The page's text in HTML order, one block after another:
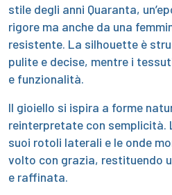
stile degli anni Quaranta,
rigore ma anche da una
resistente. La silhouette è
pulite e decise, mentre i
e funzionalità.
Il gioiello si ispira a forme
reinterpretate con semplicità.
suoi rotoli laterali e le onde
volto con grazia, restituendo
e raffinata.